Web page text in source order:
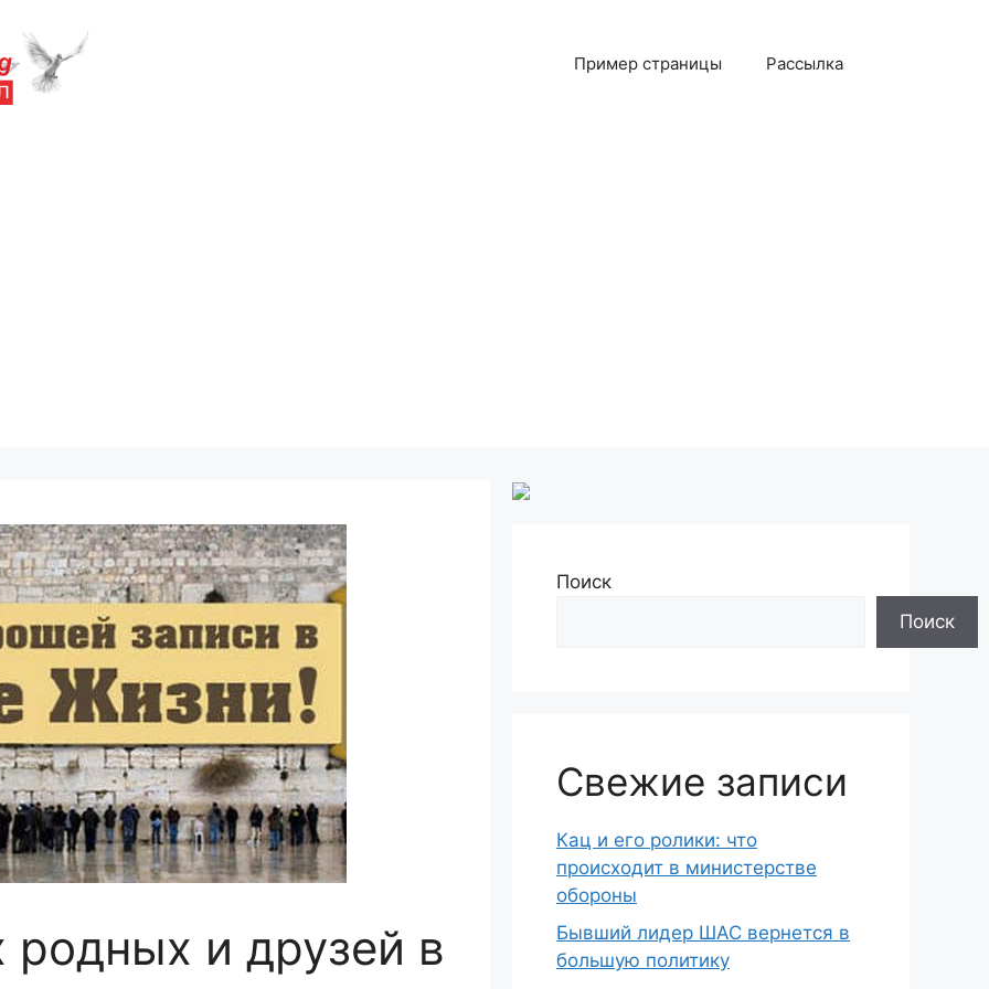
Пример страницы Рассылка
родных и друзей в
Поиск
Поиск
Свежие записи
Кац и его ролики: что
происходит в министерстве
обороны
Бывший лидер ШАС вернется в
большую политику